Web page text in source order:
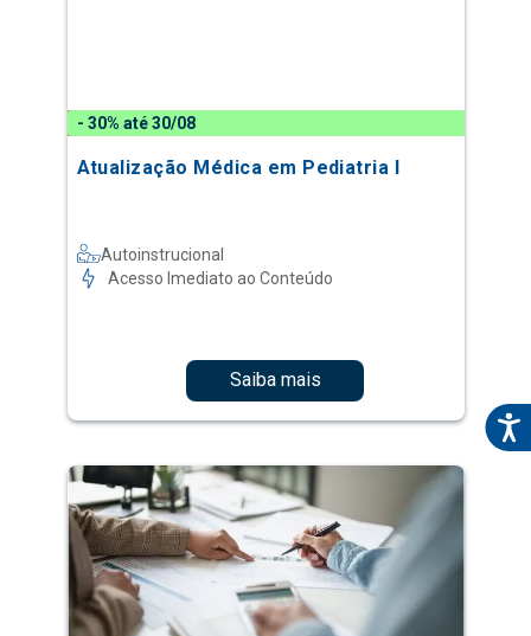
- 30% até 30/08
Atualização Médica em Pediatria I
Autoinstrucional
Acesso Imediato ao Conteúdo
Saiba mais